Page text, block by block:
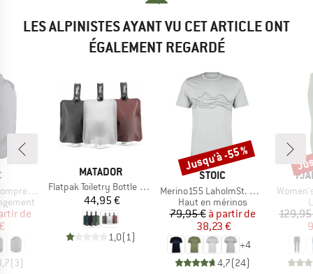
LES ALPINISTES AYANT VU CET ARTICLE ONT
ÉGALEMENT REGARDÉ
Dry Bag
réduit
de
(3)
MARQUE
MATADOR
Article
Flatpak Toiletry Bottle 3Pk
Prix
44,95 €
1,0(1 )
MARQUE
STOIC
Article
Merino155 LaholmSt. Print T-Shirt Lines
Product group
Haut en mérinos
Prix
79,95 € Prix réduit
à partir de
38,23 €
+4
4,7(24)
Remise
Jusqu'à -55 %
Article